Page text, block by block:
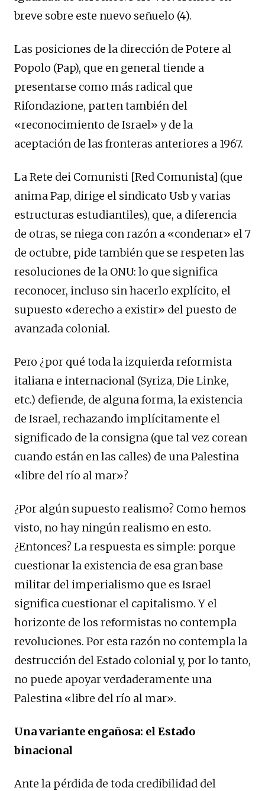
breve sobre este nuevo señuelo (4).
Las posiciones de la dirección de Potere al
Popolo (Pap), que en general tiende a
presentarse como más radical que
Rifondazione, parten también del
«reconocimiento de Israel» y de la
aceptación de las fronteras anteriores a 1967.
La Rete dei Comunisti [Red Comunista] (que
anima Pap, dirige el sindicato Usb y varias
estructuras estudiantiles), que, a diferencia
de otras, se niega con razón a «condenar» el 7
de octubre, pide también que se respeten las
resoluciones de la ONU: lo que significa
reconocer, incluso sin hacerlo explícito, el
supuesto «derecho a existir» del puesto de
avanzada colonial.
Pero ¿por qué toda la izquierda reformista
italiana e internacional (Syriza, Die Linke,
etc.) defiende, de alguna forma, la existencia
de Israel, rechazando implícitamente el
significado de la consigna (que tal vez corean
cuando están en las calles) de una Palestina
«libre del río al mar»?
¿Por algún supuesto realismo? Como hemos
visto, no hay ningún realismo en esto.
¿Entonces? La respuesta es simple: porque
cuestionar la existencia de esa gran base
militar del imperialismo que es Israel
significa cuestionar el capitalismo. Y el
horizonte de los reformistas no contempla
revoluciones. Por esta razón no contempla la
destrucción del Estado colonial y, por lo tanto,
no puede apoyar verdaderamente una
Palestina «libre del río al mar».
Una variante engañosa: el Estado
binacional
Ante la pérdida de toda credibilidad del